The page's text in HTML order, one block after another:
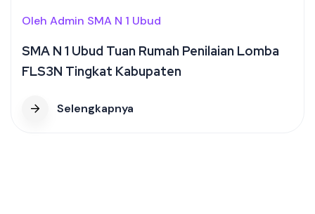
Oleh Admin SMA N 1 Ubud
SMA N 1 Ubud Tuan Rumah Penilaian Lomba
FLS3N Tingkat Kabupaten
Selengkapnya